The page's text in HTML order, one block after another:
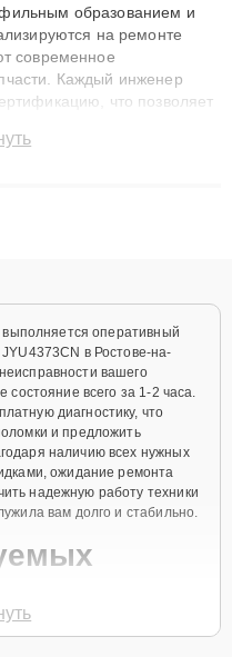
образованием и
на ремонте
современное
Каждый инженер
что позволяет
3 лет. Наши мастера
оперативный
в Ростове-на-
вашего
состояние всего за 1-2 часа.
диагностику, что
и предложить
наличию всех нужных
ожидание ремонта
надежную работу техники
вам долго и стабильно.